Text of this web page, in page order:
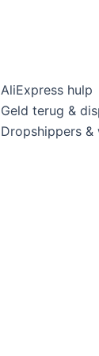
AliExpress hulp
Geld terug &
Dropshippers &